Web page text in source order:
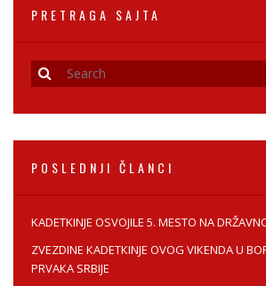
PRETRAGA SAJTA
POSLEDNJI ČLANCI
KADETKINJE OSVOJILE 5. MESTO NA
ZVEZDINE КADETКINJE OVOG VIКENDA U
PRVAКA SRBIJE